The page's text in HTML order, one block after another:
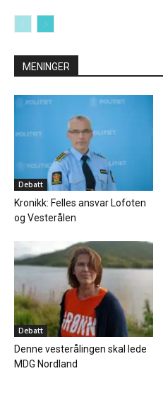
MENINGER
Debatt
Kronikk: Felles ansvar Lofoten
og Vesterålen
Debatt
Denne vesterålingen skal lede
MDG Nordland